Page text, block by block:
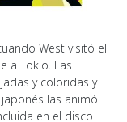
West visitó el
a Tokio. Las
y coloridas y
las animó
en el disco